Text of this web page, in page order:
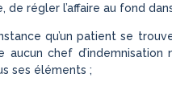
de régler l’affaire au fond
qu’un patient se
aucun chef
ses éléments ;